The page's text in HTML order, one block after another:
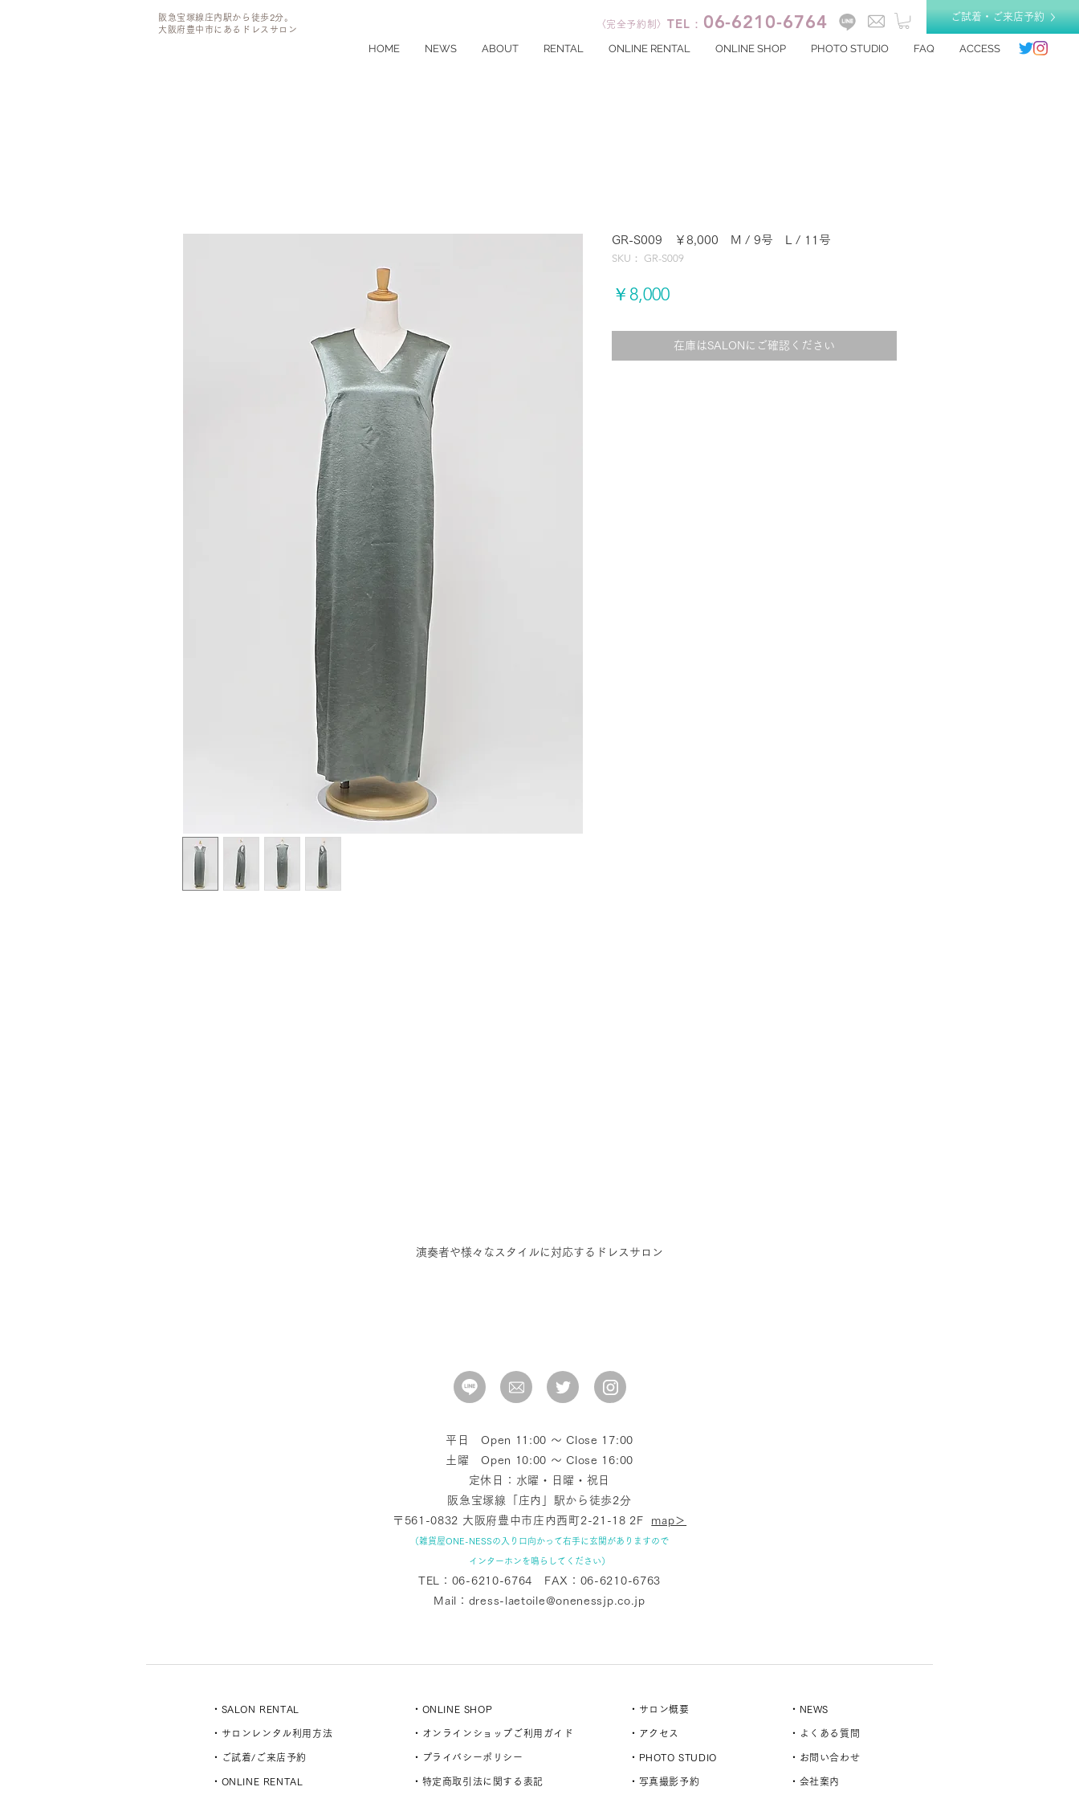
阪急宝塚線庄内駅から徒歩2分。
大阪府豊中市にあるドレスサロン
〈完全予約制〉 TEL： 06-6210-6764
HOME NEWS ABOUT RENTAL ONLINE RENTAL ONLINE SHOP PHOTO STUDIO FAQ ACCESS
ご試着・ご来店予約
GR-S009 ￥8,000 M / 9号 L / 11号
SKU： GR-S009
￥8,000価
在庫はSALONにご確認ください
演奏者や様々なスタイルに対応するドレスサロン
平日 Open 11:00 〜 Close 17:00
土曜 Open 10:00 〜 Close 16:00
定休日：水曜・日曜・祝日
阪急宝塚線「庄内」駅から徒歩2分
〒561-0832 大阪府豊中市庄内西町2-21-18 2F map＞
（雑貨屋ONE-NESSの入り口向かって右手に玄関がありますので
インターホンを鳴らしてください）
TEL： 06-6210-6764 FAX：06-6210-6763
Mail： dress-laetoile@onenessjp.co.jp
・SALON RENTAL
・サロンレンタル利用方法
・ご試着/ご来店予約
・ONLINE RENTAL
・ONLINE SHOP
・オンラインショップご利用ガイド
・プライバシーポリシー
・特定商取引法に関する表記
・サロン概要
・アクセス
・PHOTO STUDIO
・写真撮影予約
・NEWS
・よくある質問
・お問い合わせ
・会社案内